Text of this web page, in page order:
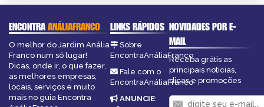
ENCONTRAANÁLIAFRANCO
O melhor do Jardim Anália
Franco num só lugar!
Dicas, onde ir, o que fazer,
as melhores empresas,
locais, serviços e muito
mais no guia Encontra
LINKS RÁPIDOS
Sobre
EncontraAnáliaFranco
Fale com o
EncontraAnáliaFranco
ANUNCIE:
NOVIDADES POR E-
MAIL
Receba grátis as
principais notícias,
dicas e promoções